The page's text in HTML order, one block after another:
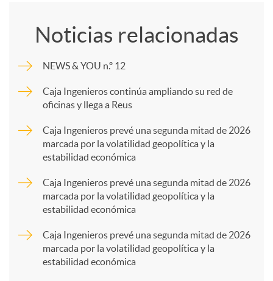
p
a
Noticias relacionadas
NEWS & YOU n.º 12
Caja Ingenieros continúa ampliando su red de
oficinas y llega a Reus
Caja Ingenieros prevé una segunda mitad de 2026
marcada por la volatilidad geopolítica y la
estabilidad económica
Caja Ingenieros prevé una segunda mitad de 2026
marcada por la volatilidad geopolítica y la
estabilidad económica
Caja Ingenieros prevé una segunda mitad de 2026
marcada por la volatilidad geopolítica y la
estabilidad económica